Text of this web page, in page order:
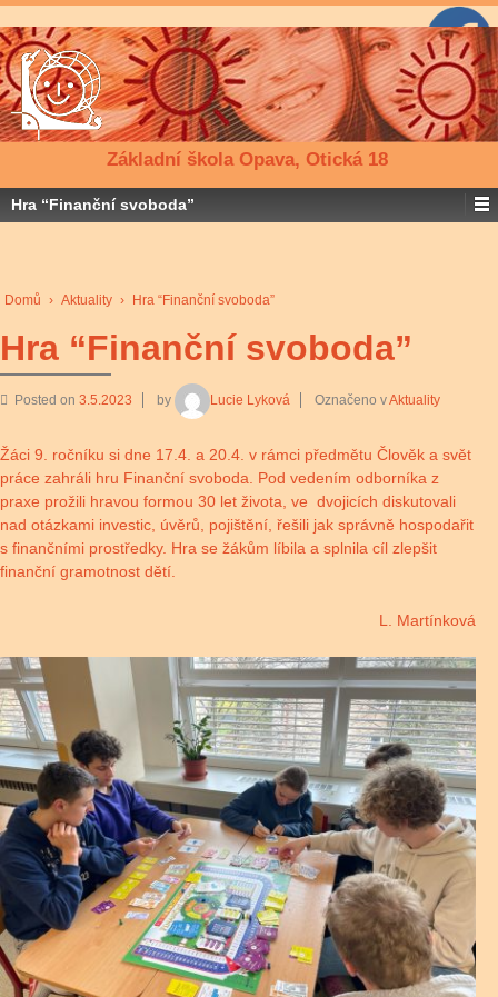
Základní škola Opava, Otická 18
Hra “Finanční svoboda”
Domů › Aktuality › Hra “Finanční svoboda”
Hra “Finanční svoboda”
Posted on 3.5.2023 by Lucie Lyková Označeno vAktuality
Žáci 9. ročníku si dne 17.4. a 20.4. v rámci předmětu Člověk a svět
práce zahráli hru Finanční svoboda. Pod vedením odborníka z
praxe prožili hravou formou 30 let života, ve dvojicích diskutovali
nad otázkami investic, úvěrů, pojištění, řešili jak správně hospodařit
s finančními prostředky. Hra se žákům líbila a splnila cíl zlepšit
finanční gramotnost dětí.
L. Martínková